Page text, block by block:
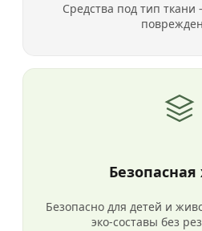
Средства под тип
Безопасно для детей и
эко-составы без